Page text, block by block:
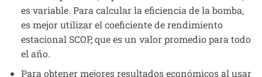
es variable. Para calcular la eficiencia de la bomba,
es mejor utilizar el coeficiente de rendimiento
estacional SCOP, que es un valor promedio para todo
el año.
Para obtener mejores resultados económicos al usar